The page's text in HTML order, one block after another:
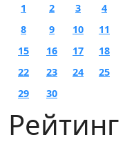
1
2 3 4
8
9 10 11
15
16 17 18
22
23 24 25
29
30
Рейтинг